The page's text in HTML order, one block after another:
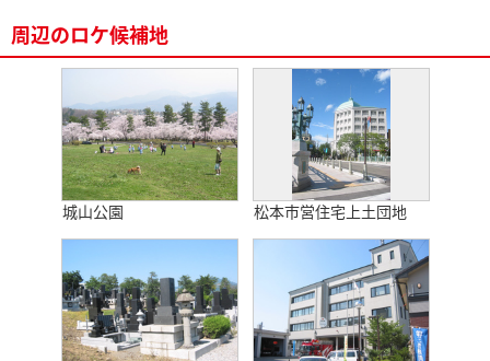
周辺のロケ候補地
城山公園 松本市営住宅上土団地